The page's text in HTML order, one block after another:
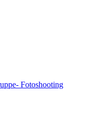
Fotoshooting